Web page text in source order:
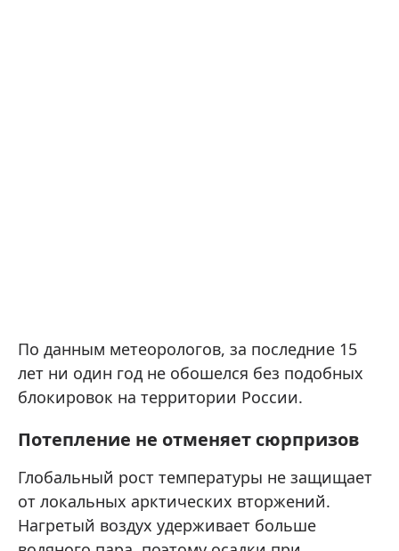
По данным метеорологов, за последние 15
лет ни один год не обошелся без подобных
блокировок на территории России.
Потепление не отменяет сюрпризов
Глобальный рост температуры не защищает
от локальных арктических вторжений.
Нагретый воздух удерживает больше